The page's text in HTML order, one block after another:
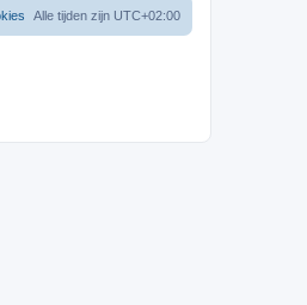
Alle tijden zijn UTC+02:00